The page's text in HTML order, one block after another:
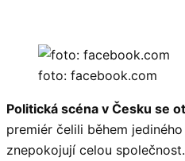
foto: facebook.com
Politická scéna v Česku se
premiér čelili během
znepokojují celou